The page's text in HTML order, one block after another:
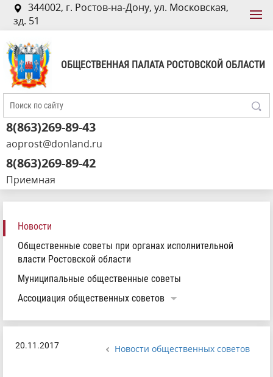
344002, г. Ростов-на-Дону, ул. Московская,
зд. 51
ОБЩЕСТВЕННАЯ ПАЛАТА РОСТОВСКОЙ ОБЛАСТИ
8(863)269-89-43
aoprost@donland.ru
8(863)269-89-42
Приемная
Новости
Общественные советы при органах исполнительной
власти Ростовской области
Муниципальные общественные советы
Ассоциация общественных советов
20.11.2017 Новости общественных советов